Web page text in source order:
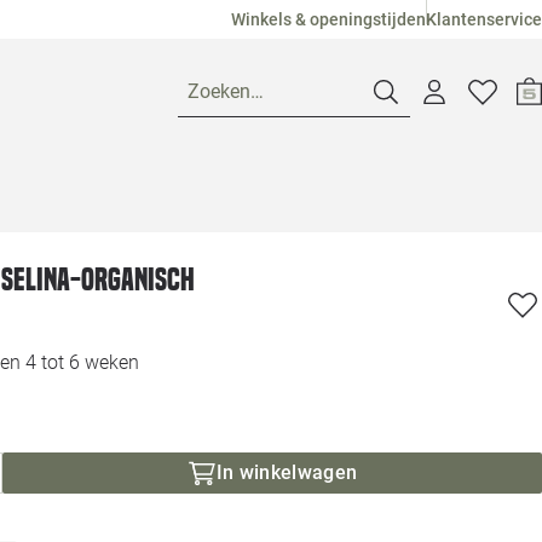
Winkels & openingstijdenKlantenservice
Zoeken…
Pagina suggesties
Veelgestelde vragen
Loods 5
organisch
4 tot 6 weken
In winkelwagen